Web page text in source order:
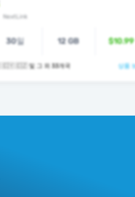
NextLink
30일 12 GB $10.99
🇭🇷 🇨🇾 🇨🇿 및 그 외 33개국 상품